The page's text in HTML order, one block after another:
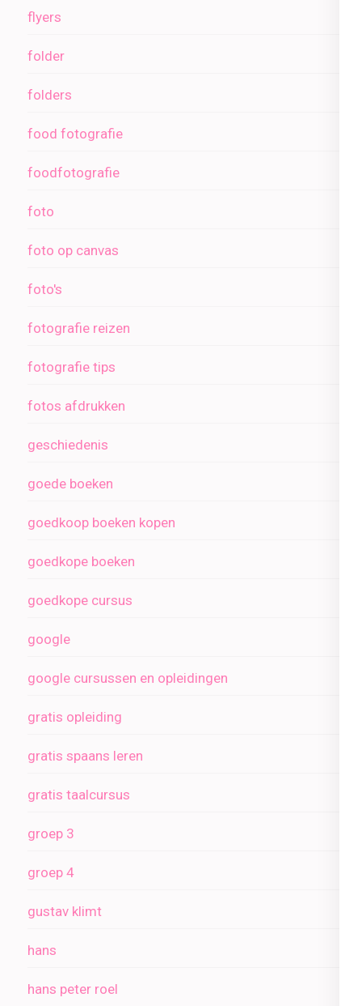
flyers
folder
folders
food fotografie
foodfotografie
foto
foto op canvas
foto's
fotografie reizen
fotografie tips
fotos afdrukken
geschiedenis
goede boeken
goedkoop boeken kopen
goedkope boeken
goedkope cursus
google
google cursussen en opleidingen
gratis opleiding
gratis spaans leren
gratis taalcursus
groep 3
groep 4
gustav klimt
hans
hans peter roel